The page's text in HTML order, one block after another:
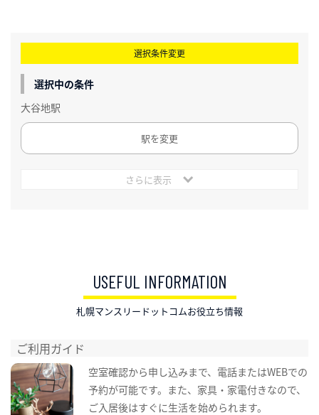
選択条件変更
選択中の条件
大谷地駅
駅を変更
さらに表示
USEFUL INFORMATION
札幌マンスリードットコムお役立ち情報
ご利用ガイド
空室確認から申し込みまで、電話またはWEBでの
予約が可能です。また、家具・家電付きなので、
ご入居後はすぐに生活を始められます。